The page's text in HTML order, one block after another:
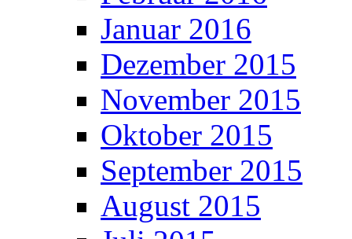
Januar 2016
Dezember 2015
November 2015
Oktober 2015
September 2015
August 2015